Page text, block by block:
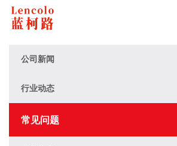
公司新闻
行业动态
常见问题